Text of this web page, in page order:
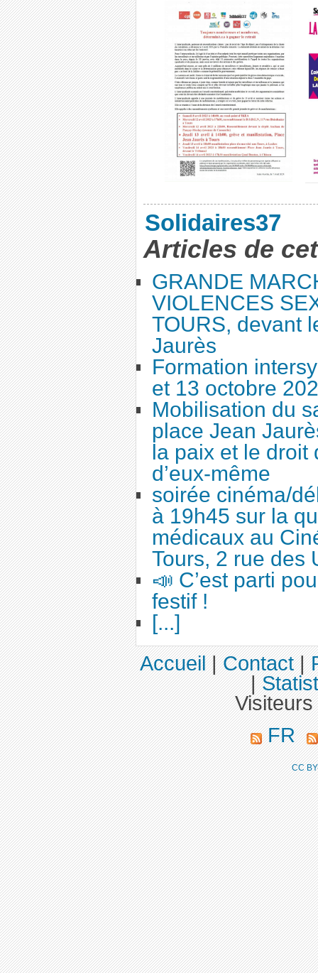
Solidaires37
Articles de
GRANDE
VIOLENCES
TOURS, devant
Jaurès
Formation
et 13 octobre
Mobilisation du
place Jean
la paix et le droit
d’eux-même
soirée cinéma/
à 19h45 sur la
médicaux au
Tours, 2 rue des
📣 C’est parti
festif !
[...]
Accueil|Contact|
|
FR
CC